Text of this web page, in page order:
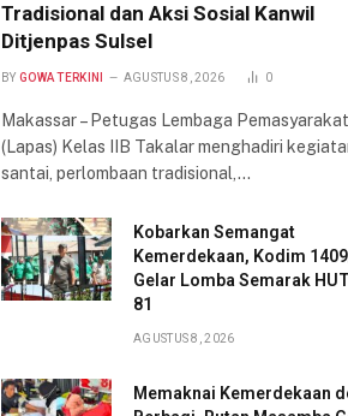
Tradisional dan Aksi Sosial Kanwil
Ditjenpas Sulsel
BY GOWA TERKINI AGUSTUS 8, 2026 0
Makassar – Petugas Lembaga
(Lapas) Kelas IIB Takalar menghadiri
santai, perlombaan tradisional,…
Kobarkan Semangat
Kemerdekaan, Kodim
Gelar Lomba Semarak
81
AGUSTUS 8, 2026
Memaknai Kemerdekaan